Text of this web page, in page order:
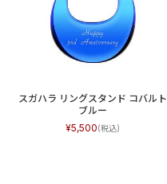
スガハラ リングスタンド コバルト
ブルー
5,500